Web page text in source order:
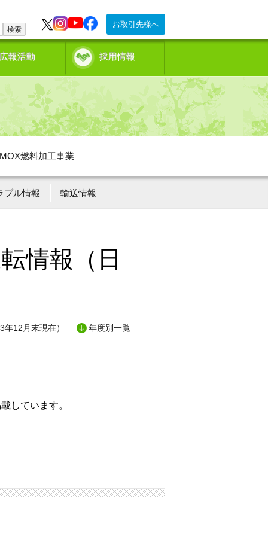
お取引先様へ
検索
報活動 採用情報
燃料加工事業
ブル情報 輸送情報
情報（日
12月末現在） 年度別一覧
しています。